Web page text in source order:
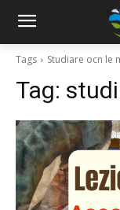
Tags Studiare ocn le
Tag: